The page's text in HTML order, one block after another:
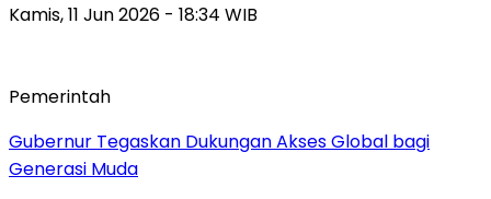
Kamis, 11 Jun 2026 - 18:34 WIB
Pemerintah
Gubernur Tegaskan Dukungan Akses Global bagi
Generasi Muda